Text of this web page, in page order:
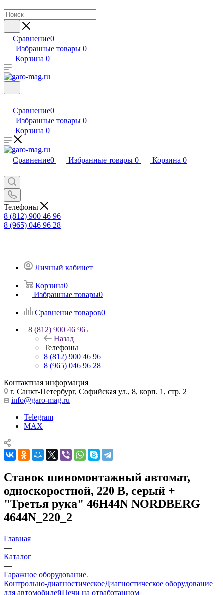
Сравнение0
Избранные товары 0
Корзина 0
Сравнение0
Избранные товары 0
Корзина 0
Сравнение0 Избранные товары 0 Корзина 0
Телефоны
8 (812) 900 46 96
8 (965) 046 96 28
Личный кабинет
Корзина0
Избранные товары0
Сравнение товаров0
8 (812) 900 46 96
Назад
Телефоны
8 (812) 900 46 96
8 (965) 046 96 28
Контактная информация
г. Санкт-Петербург, Софийская ул., 8, корп. 1, стр. 2
info@garo-mag.ru
Telegram
MAX
Станок шиномонтажный автомат,
односкоростной, 220 В, серый +
"Третья рука" 46H44N NORDBERG
4644N_220_2
Главная
—
Каталог
—
Гаражное оборудование
Контрольно-диагностическоеДиагностическое оборудование
для автомобилейПечи на отработанном